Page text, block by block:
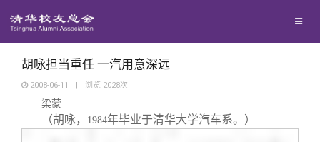
地区联络
回馈母校
胡咏担当重任 一汽用意深远
2008-06-11 | 浏览 2028次
梁蒙
（胡咏， 1984年毕业于清华大学汽车系。）